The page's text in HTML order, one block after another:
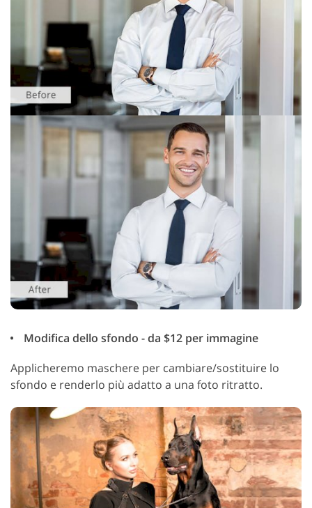
Modifica dello sfondo - da $12 per immagine
Applicheremo maschere per cambiare/sostituire lo
sfondo e renderlo più adatto a una foto ritratto.